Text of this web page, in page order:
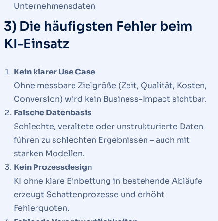
Unternehmensdaten
3) Die häufigsten Fehler beim
KI-Einsatz
Kein klarer Use Case
Ohne messbare Zielgröße (Zeit, Qualität, Kosten,
Conversion) wird kein Business-Impact sichtbar.
Falsche Datenbasis
Schlechte, veraltete oder unstrukturierte Daten
führen zu schlechten Ergebnissen – auch mit
starken Modellen.
Kein Prozessdesign
KI ohne klare Einbettung in bestehende Abläufe
erzeugt Schattenprozesse und erhöht
Fehlerquoten.